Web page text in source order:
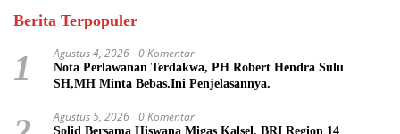
Berita Terpopuler
1 Agustus 4, 2026 0 Komentar
Nota Perlawanan Terdakwa, PH Robert Hendra Sulu
SH,MH Minta Bebas.Ini Penjelasannya.
Agustus 5, 2026 0 Komentar
Solid Bersama Hiswana Migas Kalsel, BRI Region 14